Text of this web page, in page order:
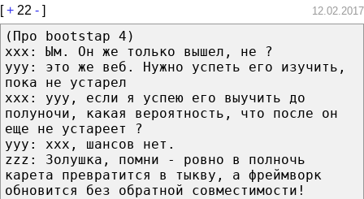
[+ 22 - ] 12.02.2017
(Про bootstap 4)
xxx: Ым. Он же только вышел, не ?
yyy: это же веб. Нужно успеть его изучить,
пока не устарел
xxx: yyy, если я успею его выучить до
полуночи, какая вероятность, что после он
еще не устареет ?
yyy: xxx, шансов нет.
zzz: Золушка, помни - ровно в полночь
карета превратится в тыкву, а фреймворк
обновится без обратной совместимости!